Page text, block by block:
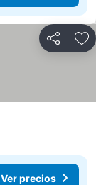
Compartir
Ver precios